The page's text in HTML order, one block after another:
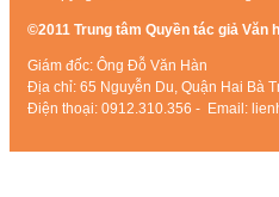
©2011 Trung tâm Quyền tác giả Văn
Giám đốc: Ông Đỗ Văn Hàn
Địa chỉ: 65 Nguyễn Du, Quận Hai Bà
Điện thoại: 0912.310.356 - Email: